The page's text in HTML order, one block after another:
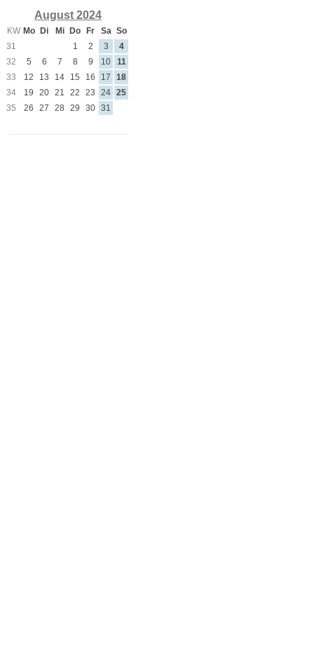
August 2024
KW Mo Di Mi Do Fr Sa So
31
1 2 3
4
32
5 6 7 8 9 10
11
33
12 13 14 15 16 17
18
34
19 20 21 22 23 24 25
35
26 27 28 29 30 31